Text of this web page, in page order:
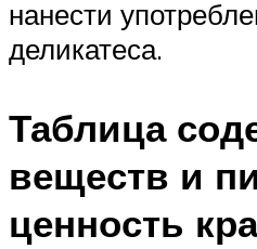
нанести
деликатеса.
Таблица
веществ и
ценность